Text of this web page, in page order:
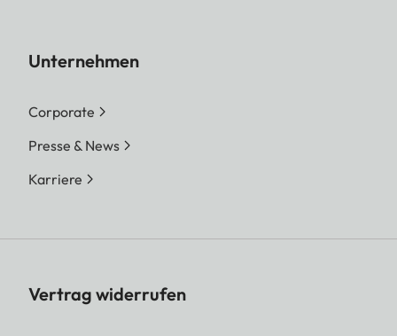
Unternehmen
Corporate
Presse & News
Karriere
Vertrag widerrufen